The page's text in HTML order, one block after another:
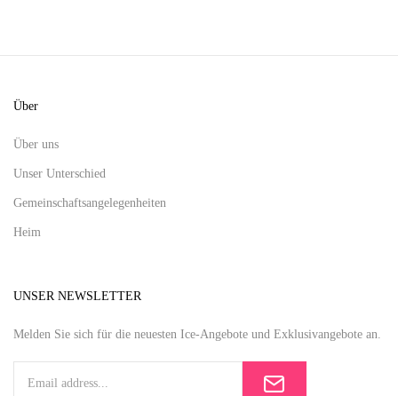
Über
Über uns
Unser Unterschied
Gemeinschaftsangelegenheiten
Heim
UNSER NEWSLETTER
Melden Sie sich für die neuesten Ice-Angebote und Exklusivangebote an.